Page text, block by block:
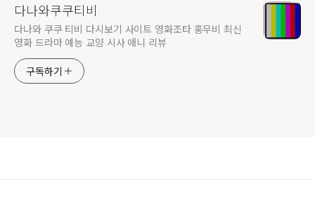
다나와쿠쿠티비
다나와 쿠쿠 티비 다시보기 사이트 영화조타 홍무비 최신
영화 드라마 예능 교양 시사 애니 리뷰
구독하기